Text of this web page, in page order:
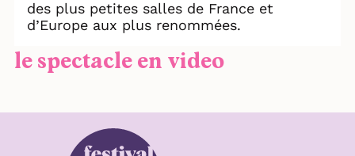
des plus petites salles de France et
d’Europe aux plus renommées.
le spectacle en video